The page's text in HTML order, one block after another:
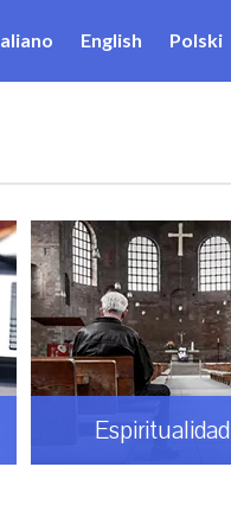
English Polski
Espiritualidad